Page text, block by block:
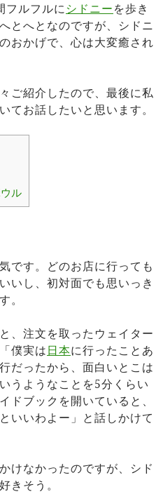
フルフルにシドニーを歩き
とへとなのですが、シドニ
おかげで、心は大変癒され
ご紹介したので、最後に私
てお話したいと思います。
ル
です。どのお店に行っても
いし、初対面でも思いっき
。
、注文を取ったウェイター
僕実は日本に行ったことあ
だったから、面白いとこは
うようなことを5分くらい
ドブックを開いていると、
いいわよー」と話しかけて
けなかったのですが、シド
きそう。